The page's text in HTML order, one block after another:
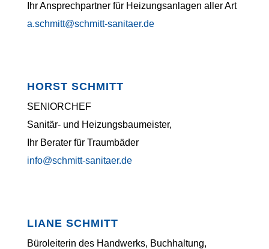
Ihr Ansprechpartner für Heizungsanlagen aller Art
a.schmitt@schmitt-sanitaer.de
HORST SCHMITT
SENIORCHEF
Sanitär- und Heizungsbaumeister,
Ihr Berater für Traumbäder
info@schmitt-sanitaer.de
LIANE SCHMITT
Büroleiterin des Handwerks, Buchhaltung,